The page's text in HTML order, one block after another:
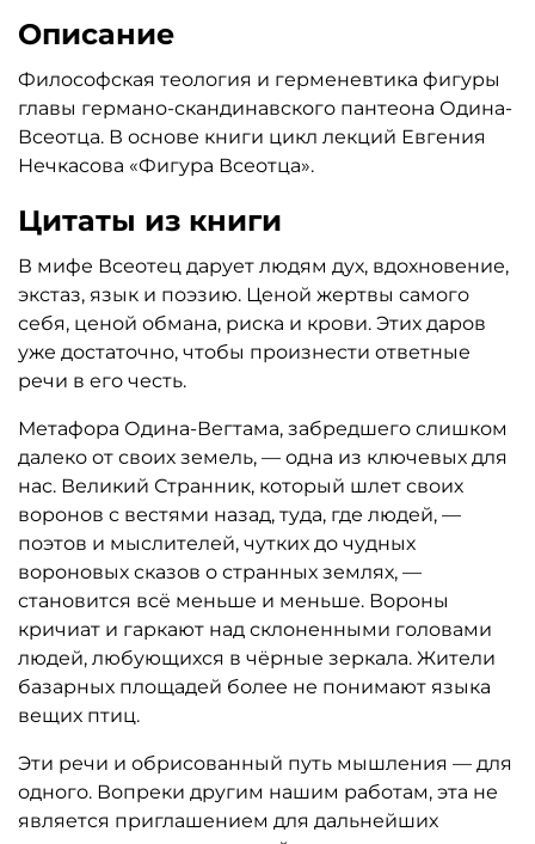
Описание
Философская теология и герменевтика фигуры
главы германо-скандинавского пантеона Одина-
Всеотца. В основе книги цикл лекций Евгения
Нечкасова «Фигура Всеотца».
Цитаты из книги
В мифе Всеотец дарует людям дух, вдохновение,
экстаз, язык и поэзию. Ценой жертвы самого
себя, ценой обмана, риска и крови. Этих даров
уже достаточно, чтобы произнести ответные
речи в его честь.
Метафора Одина-Вегтама, забредшего слишком
далеко от своих земель, — одна из ключевых для
нас. Великий Странник, который шлет своих
воронов с вестями назад, туда, где людей, —
поэтов и мыслителей, чутких до чудных
вороновых сказов о странных землях, —
становится всё меньше и меньше. Вороны
кричиат и гаркают над склоненными головами
людей, любующихся в чёрные зеркала. Жители
базарных площадей более не понимают языка
вещих птиц.
Эти речи и обрисованный путь мышления — для
одного. Вопреки другим нашим работам, эта не
является приглашением для дальнейших